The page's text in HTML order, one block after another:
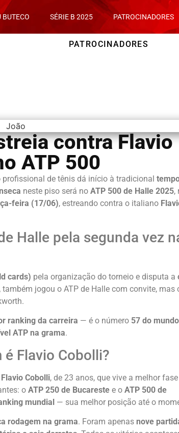
BUTECO SÉRIE B 2025 PATROCINADORES
PATROCINADORES
contra Flavio
ATP 500
de tênis dá início à tradicional
neste piso será no ATP 500 de Halle 2025,
feira (17/06), estreando contra o italiano
Halle pela segunda vez
cards) pela organização do torneio e disputa a
também jogou o ATP de Halle com convite, mas
ranking da carreira — é o número 57 do mundo
ATP na grama.
Flavio Cobolli?
Flavio Cobolli, de 23 anos, que vive a melhor
o ATP 250 de Bucareste e o ATP 500 de
mundial — sua melhor posição até o
rodagem na grama. Foram apenas nove